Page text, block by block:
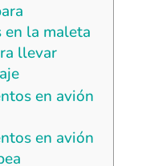
la maleta
llevar
en avión
en avión